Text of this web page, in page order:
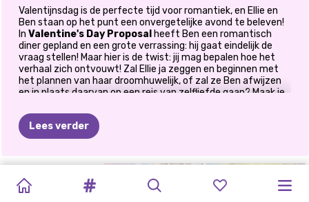
Valentijnsdag is de perfecte tijd voor romantiek, en Ellie en
Ben staan op het punt een onvergetelijke avond te beleven!
In Valentine's Day Proposal heeft Ben een romantisch
diner gepland en een grote verrassing: hij gaat eindelijk de
vraag stellen! Maar hier is de twist: jij mag bepalen hoe het
verhaal zich ontvouwt! Zal Ellie ja zeggen en beginnen met
het plannen van haar droomhuwelijk, of zal ze Ben afwijzen
en in plaats daarvan op een reis van zelfliefde gaan? Maak je
interactieveValentijnsdagspel
Hoe speel je het Valentijnsdag-aanzoekspel?
Kies gewoon Ellie's antwoord op Ben's vraag. Maar kies
verder ontvouwt.
Lees verder
GODIN
2024
#GRWM:
DATUMNACHT
HARLEY
LEERT
MIJN
GEHEIME
EN
PRINSES